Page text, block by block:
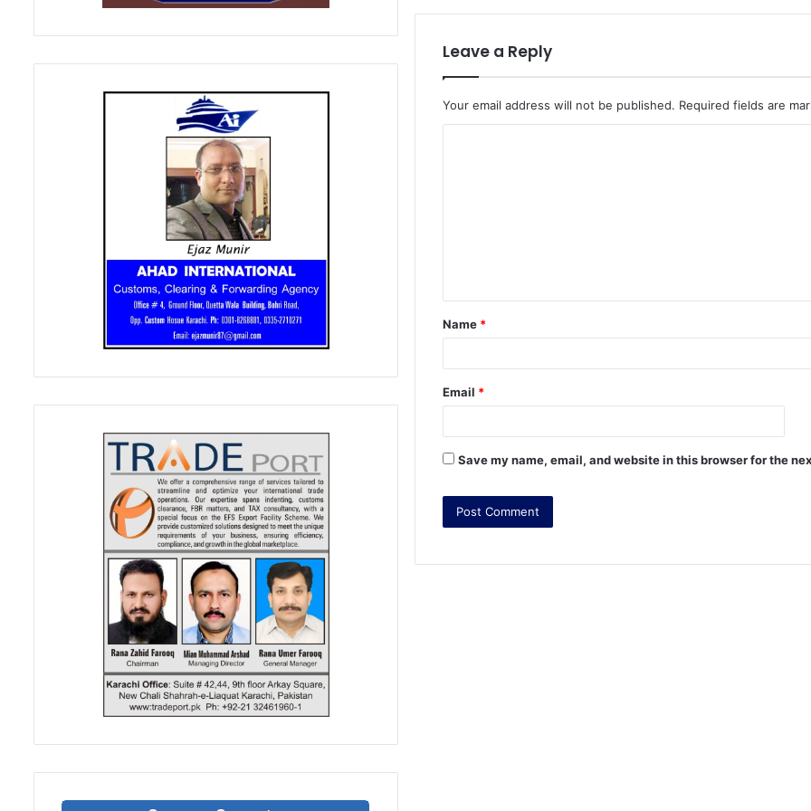
Leave a Reply
Your email address will not be published. Required fields are
t
*
Name *
Email *
Save my name, email, and website in this browser for the